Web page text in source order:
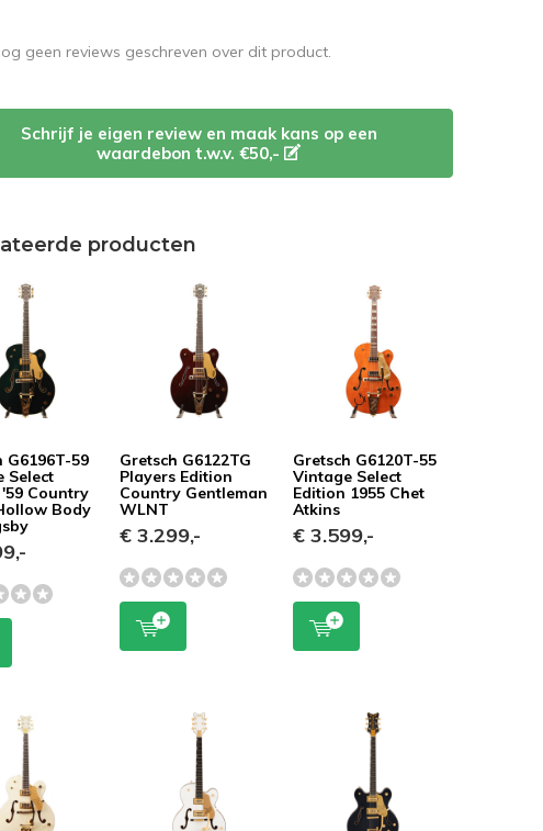
geen reviews geschreven over dit product.
Schrijf je eigen review en maak kans op een
waardebon t.w.v. €50,-
producten
G6196T-59
Select
Country
Body
Gretsch G6122TG
Players Edition
Country Gentleman
WLNT
€ 3.299,-
Gretsch G6120T-55
Vintage Select
Edition 1955 Chet
Atkins
€ 3.599,-